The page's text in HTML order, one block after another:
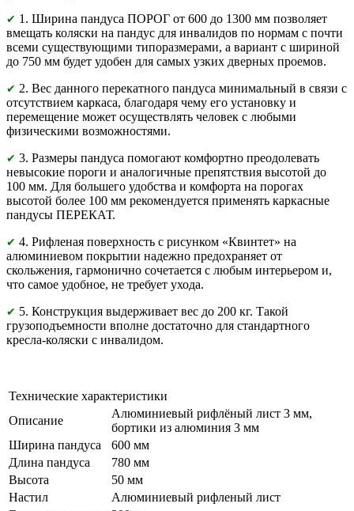
✔ 1. Ширина пандуса ПОРОГ от 600 до 1300 мм позволяет
вмещать коляски на пандус для инвалидов по нормам с почти
всеми существующими типоразмерами, а вариант с шириной
до 750 мм будет удобен для самых узких дверных проемов.
✔ 2. Вес данного перекатного пандуса минимальный в связи с
отсутствием каркаса, благодаря чему его установку и
перемещение может осуществлять человек с любыми
физическими возможностями.
✔ 3. Размеры пандуса помогают комфортно преодолевать
невысокие пороги и аналогичные препятствия высотой до
100 мм. Для большего удобства и комфорта на порогах
высотой более 100 мм рекомендуется применять каркасные
пандусы ПЕРЕКАТ.
✔ 4. Рифленая поверхность с рисунком «Квинтет» на
алюминиевом покрытии надежно предохраняет от
скольжения, гармонично сочетается с любым интерьером и,
что самое удобное, не требует ухода.
✔ 5. Конструкция выдерживает вес до 200 кг. Такой
грузоподъемности вполне достаточно для стандартного
кресла-коляски с инвалидом.
Технические характеристики
Описание
Алюминиевый рифлёный лист 3 мм,
бортики из алюминия 3 мм
Ширина пандуса
600 мм
Длина пандуса
780 мм
Высота
50 мм
Настил
Алюминиевый рифленый лист